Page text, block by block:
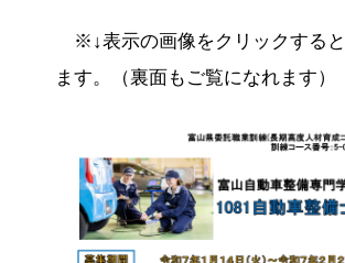
※↓表示の画像をクリックすると
ます。（裏面もご覧になれます）